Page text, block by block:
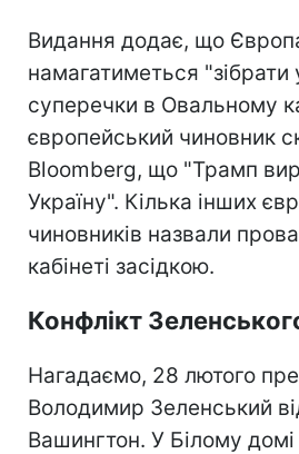
Видання додає, що
намагатиметься "зібрати
суперечки в Овальному
європейський чиновник
Bloomberg, що "Трамп
Україну". Кілька інших
чиновників назвали
кабінеті засідкою.
Конфлікт
Нагадаємо, 28 лютого
Володимир Зеленський
Вашингтон. У Білому домі